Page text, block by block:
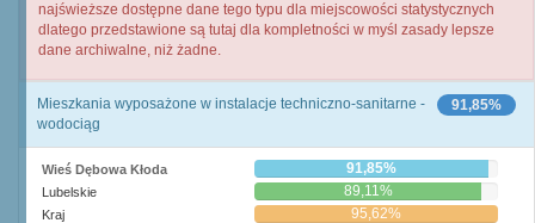
najświeższe dostępne dane tego typu dla miejscowości statystycznych
dlatego przedstawione są tutaj dla kompletności w myśl zasady lepsze
dane archiwalne, niż żadne.
91,85%
Mieszkania wyposażone w instalacje techniczno-sanitarne -
wodociąg
Wieś Dębowa Kłoda 91,85%
Lubelskie 89,11%
Kraj 95,62%